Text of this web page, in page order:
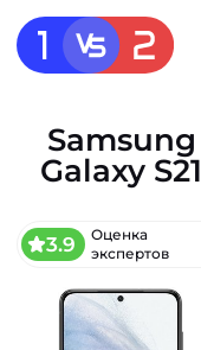
Samsung
Galaxy S21
3.9
Оценка
экспертов